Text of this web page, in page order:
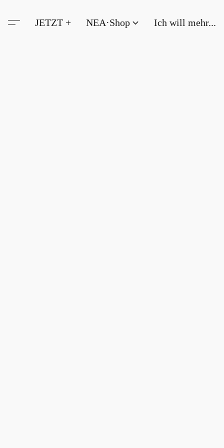
JETZT + NEA·Shop Ich will mehr...